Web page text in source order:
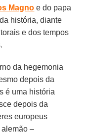
Magno e do papa
história, diante
e dos tempos
da hegemonia
depois da
é uma história
depois da
europeus
–